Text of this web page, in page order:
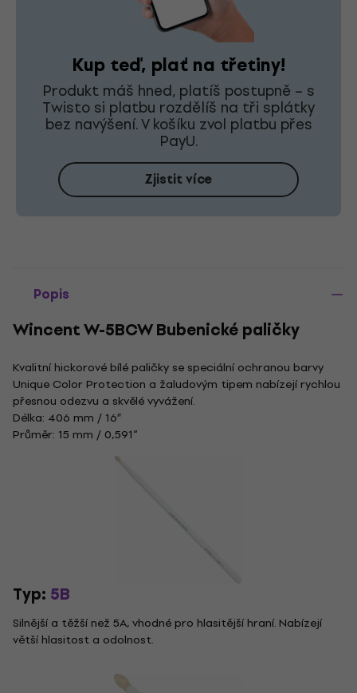
Kup teď, plať na třetiny!
Produkt máš hned, platíš postupně – s
Twisto si platbu rozdělíš na tři splátky
bez navýšení. V košíku zvol platbu přes
PayU.
Zjistit více
Popis
Wincent W-5BCW Bubenické paličky
Kvalitní hickorové bílé paličky se speciální ochranou barvy
Unique Color Protection a žaludovým tipem nabízejí rychlou
přesnou odezvu a skvělé vyvážení.
Délka: 406 mm / 16″
Průměr: 15 mm / 0,591“
Typ: 5B
Silnější a těžší než 5A, vhodné pro hlasitější hraní. Nabízejí
větší hlasitost a odolnost.